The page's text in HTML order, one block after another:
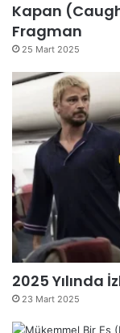
Kapan
Fragman
25 Mart 2025
2025 Yılında
23 Mart 2025